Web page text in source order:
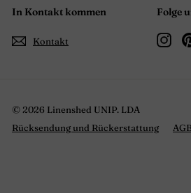
In Kontakt kommen
Kontakt
Folge
© 2026 Linenshed UNIP. LDA
Rücksendung und Rückerstattung